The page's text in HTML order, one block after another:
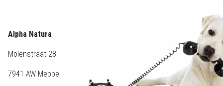
Alpha Natura
Molenstraat 28
7941 AW Meppel